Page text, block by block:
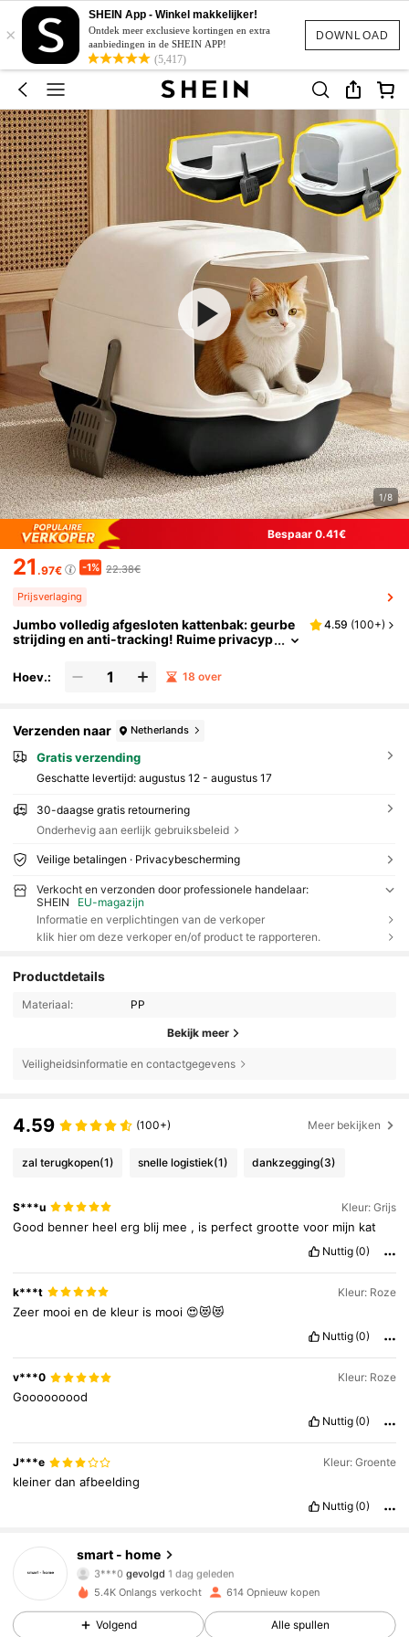
DOWNLOAD
×
SHEIN App - Winkel makkelijker!
Ontdek meer exclusieve kortingen en extra
aanbiedingen in de SHEIN APP!
(5,417)
1/8
Bespaar 0.41€
21.97€ -1% 22.38€
Prijsverlaging
Jumbo volledig afgesloten kattenbak: geurbe
strijding en anti-tracking! Ruime privacyp
er!
4.59 (100+)
Hoev.: 18 over
Verzenden naar Netherlands
Gratis verzending
Geschatte levertijd: augustus 12 - augustus 17
30-daagse gratis retournering
Onderhevig aan eerlijk gebruiksbeleid
Veilige betalingen · Privacybescherming
Verkocht en verzonden door professionele handelaar:
SHEIN
EU-magazijn
Informatie en verplichtingen van de verkoper
klik hier om deze verkoper en/of product te rapporteren.
Productdetails
Materiaal: PP
Bekijk meer
Veiligheidsinformatie en contactgegevens
4.59 (100+) Meer bekijken
zal terugkopen(1) snelle logistiek(1) dankzegging(3)
S***u Kleur: Grijs
Good benner heelerg blij mee , is perfectgroottevoor mijn kat
Nuttig (0)
k***t Kleur: Roze
Zeer mooiende kleur is mooi 😍😻😻
Nuttig (0)
v***0 Kleur: Roze
Gooooooood
Nuttig (0)
J***e Kleur: Groente
kleinerdanafbeelding
Nuttig (0)
smart - home
4.68 585 Volgers
3***0 gevolgd1 dag geleden
4.68
585 Volgers
4.68 585 Volgers
5.4K Onlangs verkocht 614 Opnieuw kopen
Volgend Alle spullen